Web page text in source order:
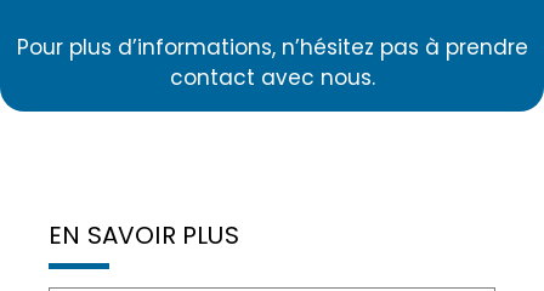
Pour plus d’informations, n’hésitez pas à prendre
contact avec nous.
EN SAVOIR PLUS